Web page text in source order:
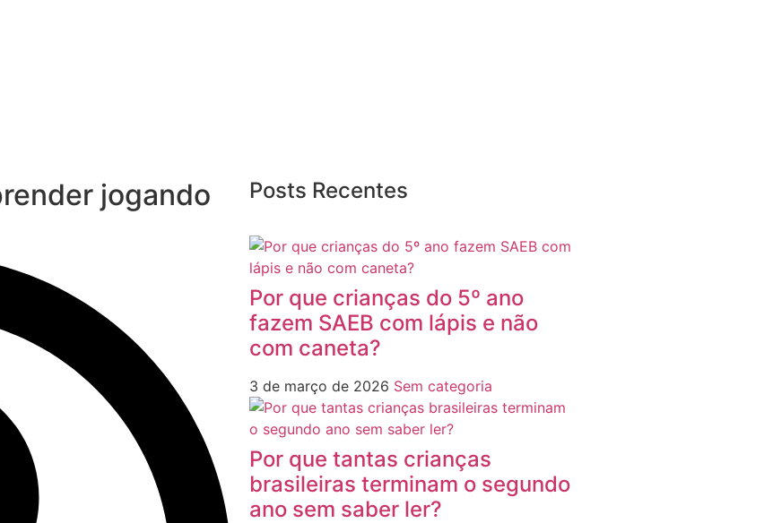
jogando Posts Recentes
Por que crianças do 5º ano
fazem SAEB com lápis e não
com caneta?
3 de março de 2026 Sem categoria
Por que tantas crianças
brasileiras terminam o segundo
ano sem saber ler?